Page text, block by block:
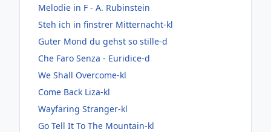
Melodie in F - A. Rubinstein
Steh ich in finstrer Mitternacht-kl
Guter Mond du gehst so stille-d
Che Faro Senza - Euridice-d
We Shall Overcome-kl
Come Back Liza-kl
Wayfaring Stranger-kl
Go Tell It To The Mountain-kl